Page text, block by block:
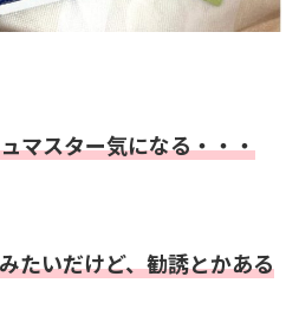
マスター気になる・・・
たいだけど、勧誘とかある